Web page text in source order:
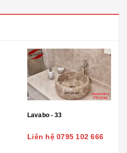
Lavabo - 33
Liên hệ 0795 102 666